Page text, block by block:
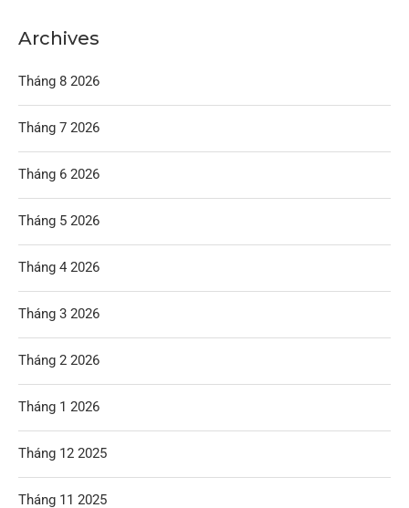
Archives
Tháng 8 2026
Tháng 7 2026
Tháng 6 2026
Tháng 5 2026
Tháng 4 2026
Tháng 3 2026
Tháng 2 2026
Tháng 1 2026
Tháng 12 2025
Tháng 11 2025